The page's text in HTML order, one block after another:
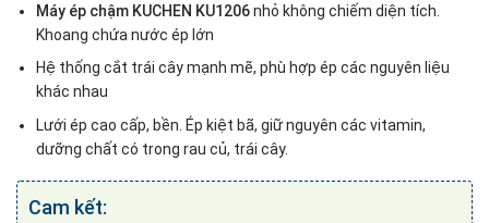
Máy ép chậm KUCHEN KU1206nhỏ không chiếm diện tích.
Khoang chứa nước ép lớn
Hệ thống cắt trái cây mạnh mẽ, phù hợp ép các nguyên liệu
khác nhau
Lưới ép cao cấp, bền. Ép kiệt bã, giữ nguyên các vitamin,
dưỡng chất có trong rau củ, trái cây.
Cam kết: